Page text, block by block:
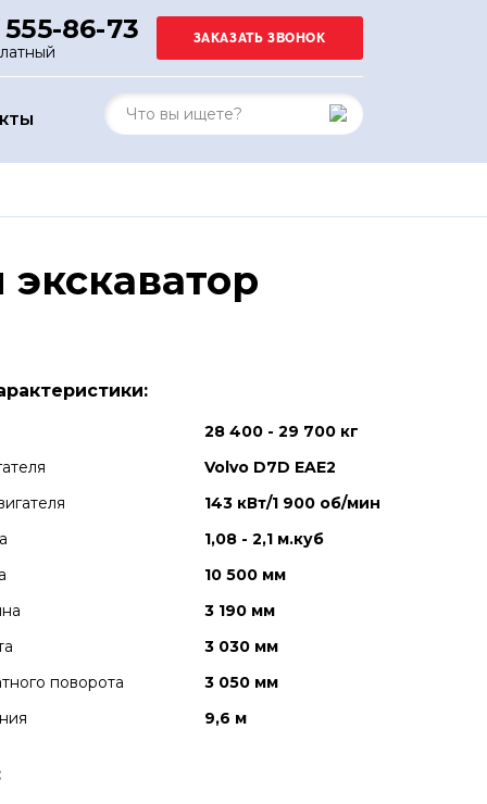
86-73
28 400 - 29 700 кг
Volvo D7D EAE2
143 кВт/1 900 об/мин
1,08 - 2,1 м.куб
10 500 мм
3 190 мм
3 030 мм
поворота
3 050 мм
9,6 м